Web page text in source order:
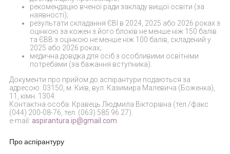
рекомендацію вченої ради закладу вищої освіти (за
наявності);
результати складання ЄВІ в 2024, 2025 або 2026 роках з
оцінкою за кожен з його блоків не менше ніж 150 балів
та ЄВВ з оцінкою не менше ніж 100 балів, складений у
2025 або 2026 роках;
медична довідка для осіб з особливими освітніми
потребами (за бажання вступника).
Документи про прийом до аспірантури подаються за
адресою: 03150, м. Київ, вул. Казимира Малевича (Боженка),
11, кімн. 1304.
Контактна особа: Кравець Людмила Вікторівна (тел./факс
(044) 200-08-76, тел. (063) 585 96 27).
e-mail: aspirantura.ip@gmail.com
Про аспірантуру